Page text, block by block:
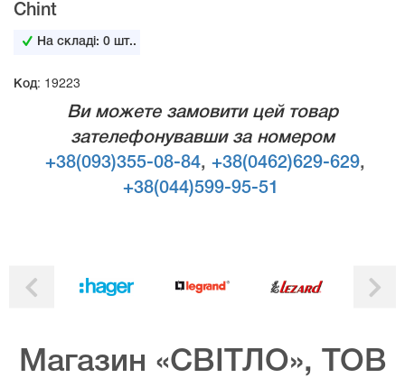
Chint
На складі:0 шт..
Код: 19223
Ви можете замовити цей товар
зателефонувавши за номером
+38(093)355-08-84, +38(0462)629-629,
+38(044)599-95-51
Магазин «СВІТЛО», ТОВ